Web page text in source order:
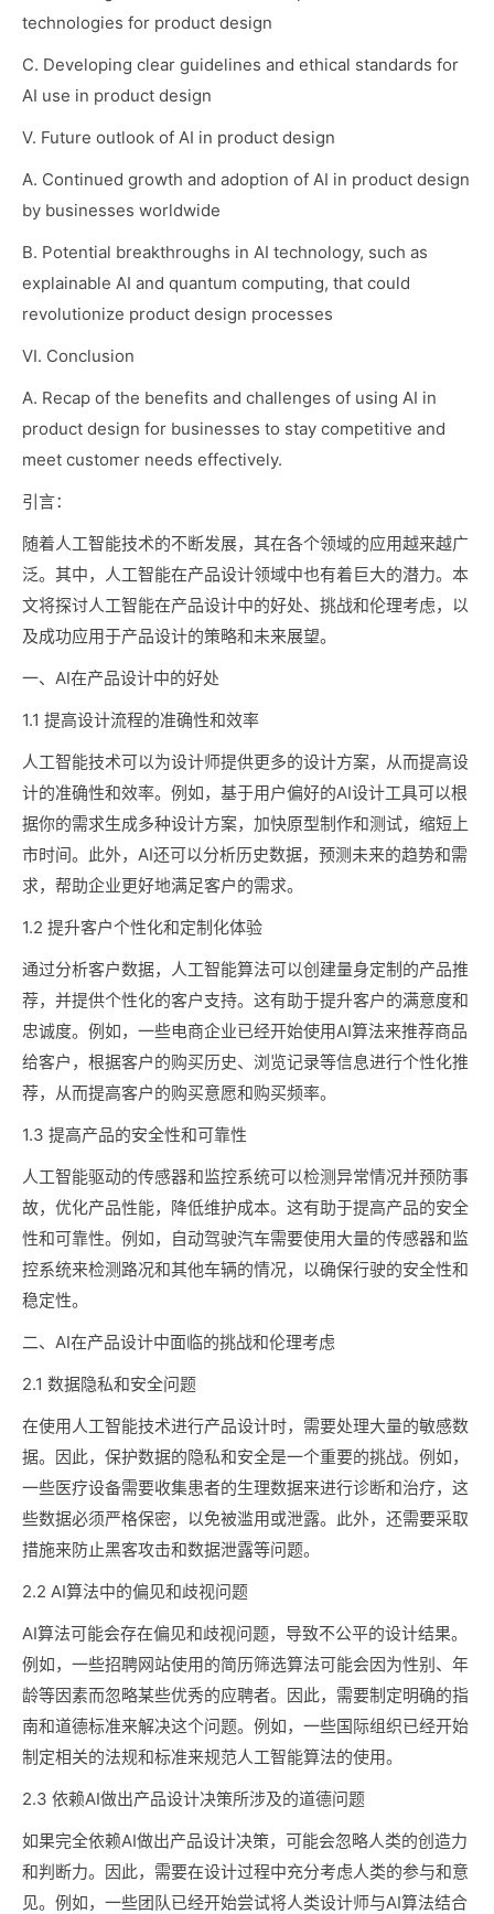
technologies for product design
C. Developing clear guidelines and ethical standards for
AI use in product design
V. Future outlook of AI in product design
A. Continued growth and adoption of AI in product design
by businesses worldwide
B. Potential breakthroughs in AI technology, such as
explainable AI and quantum computing, that could
revolutionize product design processes
VI. Conclusion
A. Recap of the benefits and challenges of using AI in
product design for businesses to stay competitive and
meet customer needs effectively.
引言：
随着人工智能技术的不断发展，其在各个领域的应用越来越广
泛。其中，人工智能在产品设计领域中也有着巨大的潜力。本
文将探讨人工智能在产品设计中的好处、挑战和伦理考虑，以
及成功应用于产品设计的策略和未来展望。
一、AI在产品设计中的好处
1.1 提高设计流程的准确性和效率
人工智能技术可以为设计师提供更多的设计方案，从而提高设
计的准确性和效率。例如，基于用户偏好的AI设计工具可以根
据你的需求生成多种设计方案，加快原型制作和测试，缩短上
市时间。此外，AI还可以分析历史数据，预测未来的趋势和需
求，帮助企业更好地满足客户的需求。
1.2 提升客户个性化和定制化体验
通过分析客户数据，人工智能算法可以创建量身定制的产品推
荐，并提供个性化的客户支持。这有助于提升客户的满意度和
忠诚度。例如，一些电商企业已经开始使用AI算法来推荐商品
给客户，根据客户的购买历史、浏览记录等信息进行个性化推
荐，从而提高客户的购买意愿和购买频率。
1.3 提高产品的安全性和可靠性
人工智能驱动的传感器和监控系统可以检测异常情况并预防事
故，优化产品性能，降低维护成本。这有助于提高产品的安全
性和可靠性。例如，自动驾驶汽车需要使用大量的传感器和监
控系统来检测路况和其他车辆的情况，以确保行驶的安全性和
稳定性。
二、AI在产品设计中面临的挑战和伦理考虑
2.1 数据隐私和安全问题
在使用人工智能技术进行产品设计时，需要处理大量的敏感数
据。因此，保护数据的隐私和安全是一个重要的挑战。例如，
一些医疗设备需要收集患者的生理数据来进行诊断和治疗，这
些数据必须严格保密，以免被滥用或泄露。此外，还需要采取
措施来防止黑客攻击和数据泄露等问题。
2.2 AI算法中的偏见和歧视问题
AI算法可能会存在偏见和歧视问题，导致不公平的设计结果。
例如，一些招聘网站使用的简历筛选算法可能会因为性别、年
龄等因素而忽略某些优秀的应聘者。因此，需要制定明确的指
南和道德标准来解决这个问题。例如，一些国际组织已经开始
制定相关的法规和标准来规范人工智能算法的使用。
2.3 依赖AI做出产品设计决策所涉及的道德问题
如果完全依赖AI做出产品设计决策，可能会忽略人类的创造力
和判断力。因此，需要在设计过程中充分考虑人类的参与和意
见。例如，一些团队已经开始尝试将人类设计师与AI算法结合